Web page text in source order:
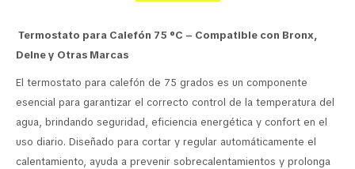
Termostato para Calefón 75 °C – Compatible con Bronx,
Delne y Otras Marcas
El termostato para calefón de 75 grados es un componente
esencial para garantizar el correcto control de la temperatura del
agua, brindando seguridad, eficiencia energética y confort en el
uso diario. Diseñado para cortar y regular automáticamente el
calentamiento, ayuda a prevenir sobrecalentamientos y prolonga